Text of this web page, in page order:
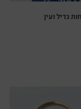
גדיל ועין